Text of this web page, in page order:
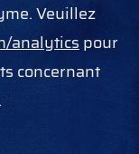
Veuillez
analyticspour
concernant